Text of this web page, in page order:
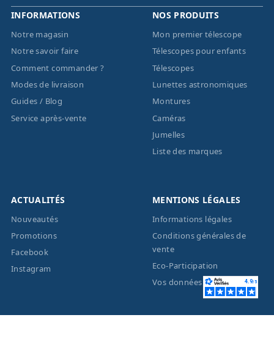
INFORMATIONS
Notre magasin
Notre savoir faire
Comment commander ?
Modes de livraison
Guides / Blog
Service après-vente
NOS PRODUITS
Mon premier télescope
Télescopes pour enfants
Télescopes
Lunettes astronomiques
Montures
Caméras
Jumelles
Liste des marques
ACTUALITÉS
Nouveautés
Promotions
Facebook
Instagram
MENTIONS LÉGALES
Informations légales
Conditions générales de
vente
Eco-Participation
Vos données personnelles